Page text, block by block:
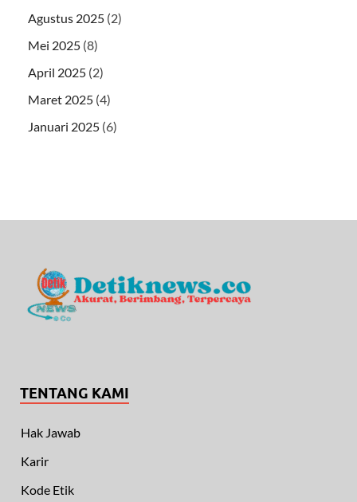
Agustus 2025 (2)
Mei 2025 (8)
April 2025 (2)
Maret 2025 (4)
Januari 2025 (6)
TENTANG KAMI
Hak Jawab
Karir
Kode Etik